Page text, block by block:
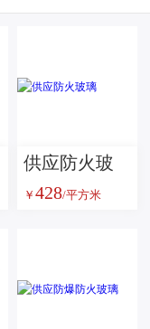
供应防火玻
璃
￥ 428/平方米